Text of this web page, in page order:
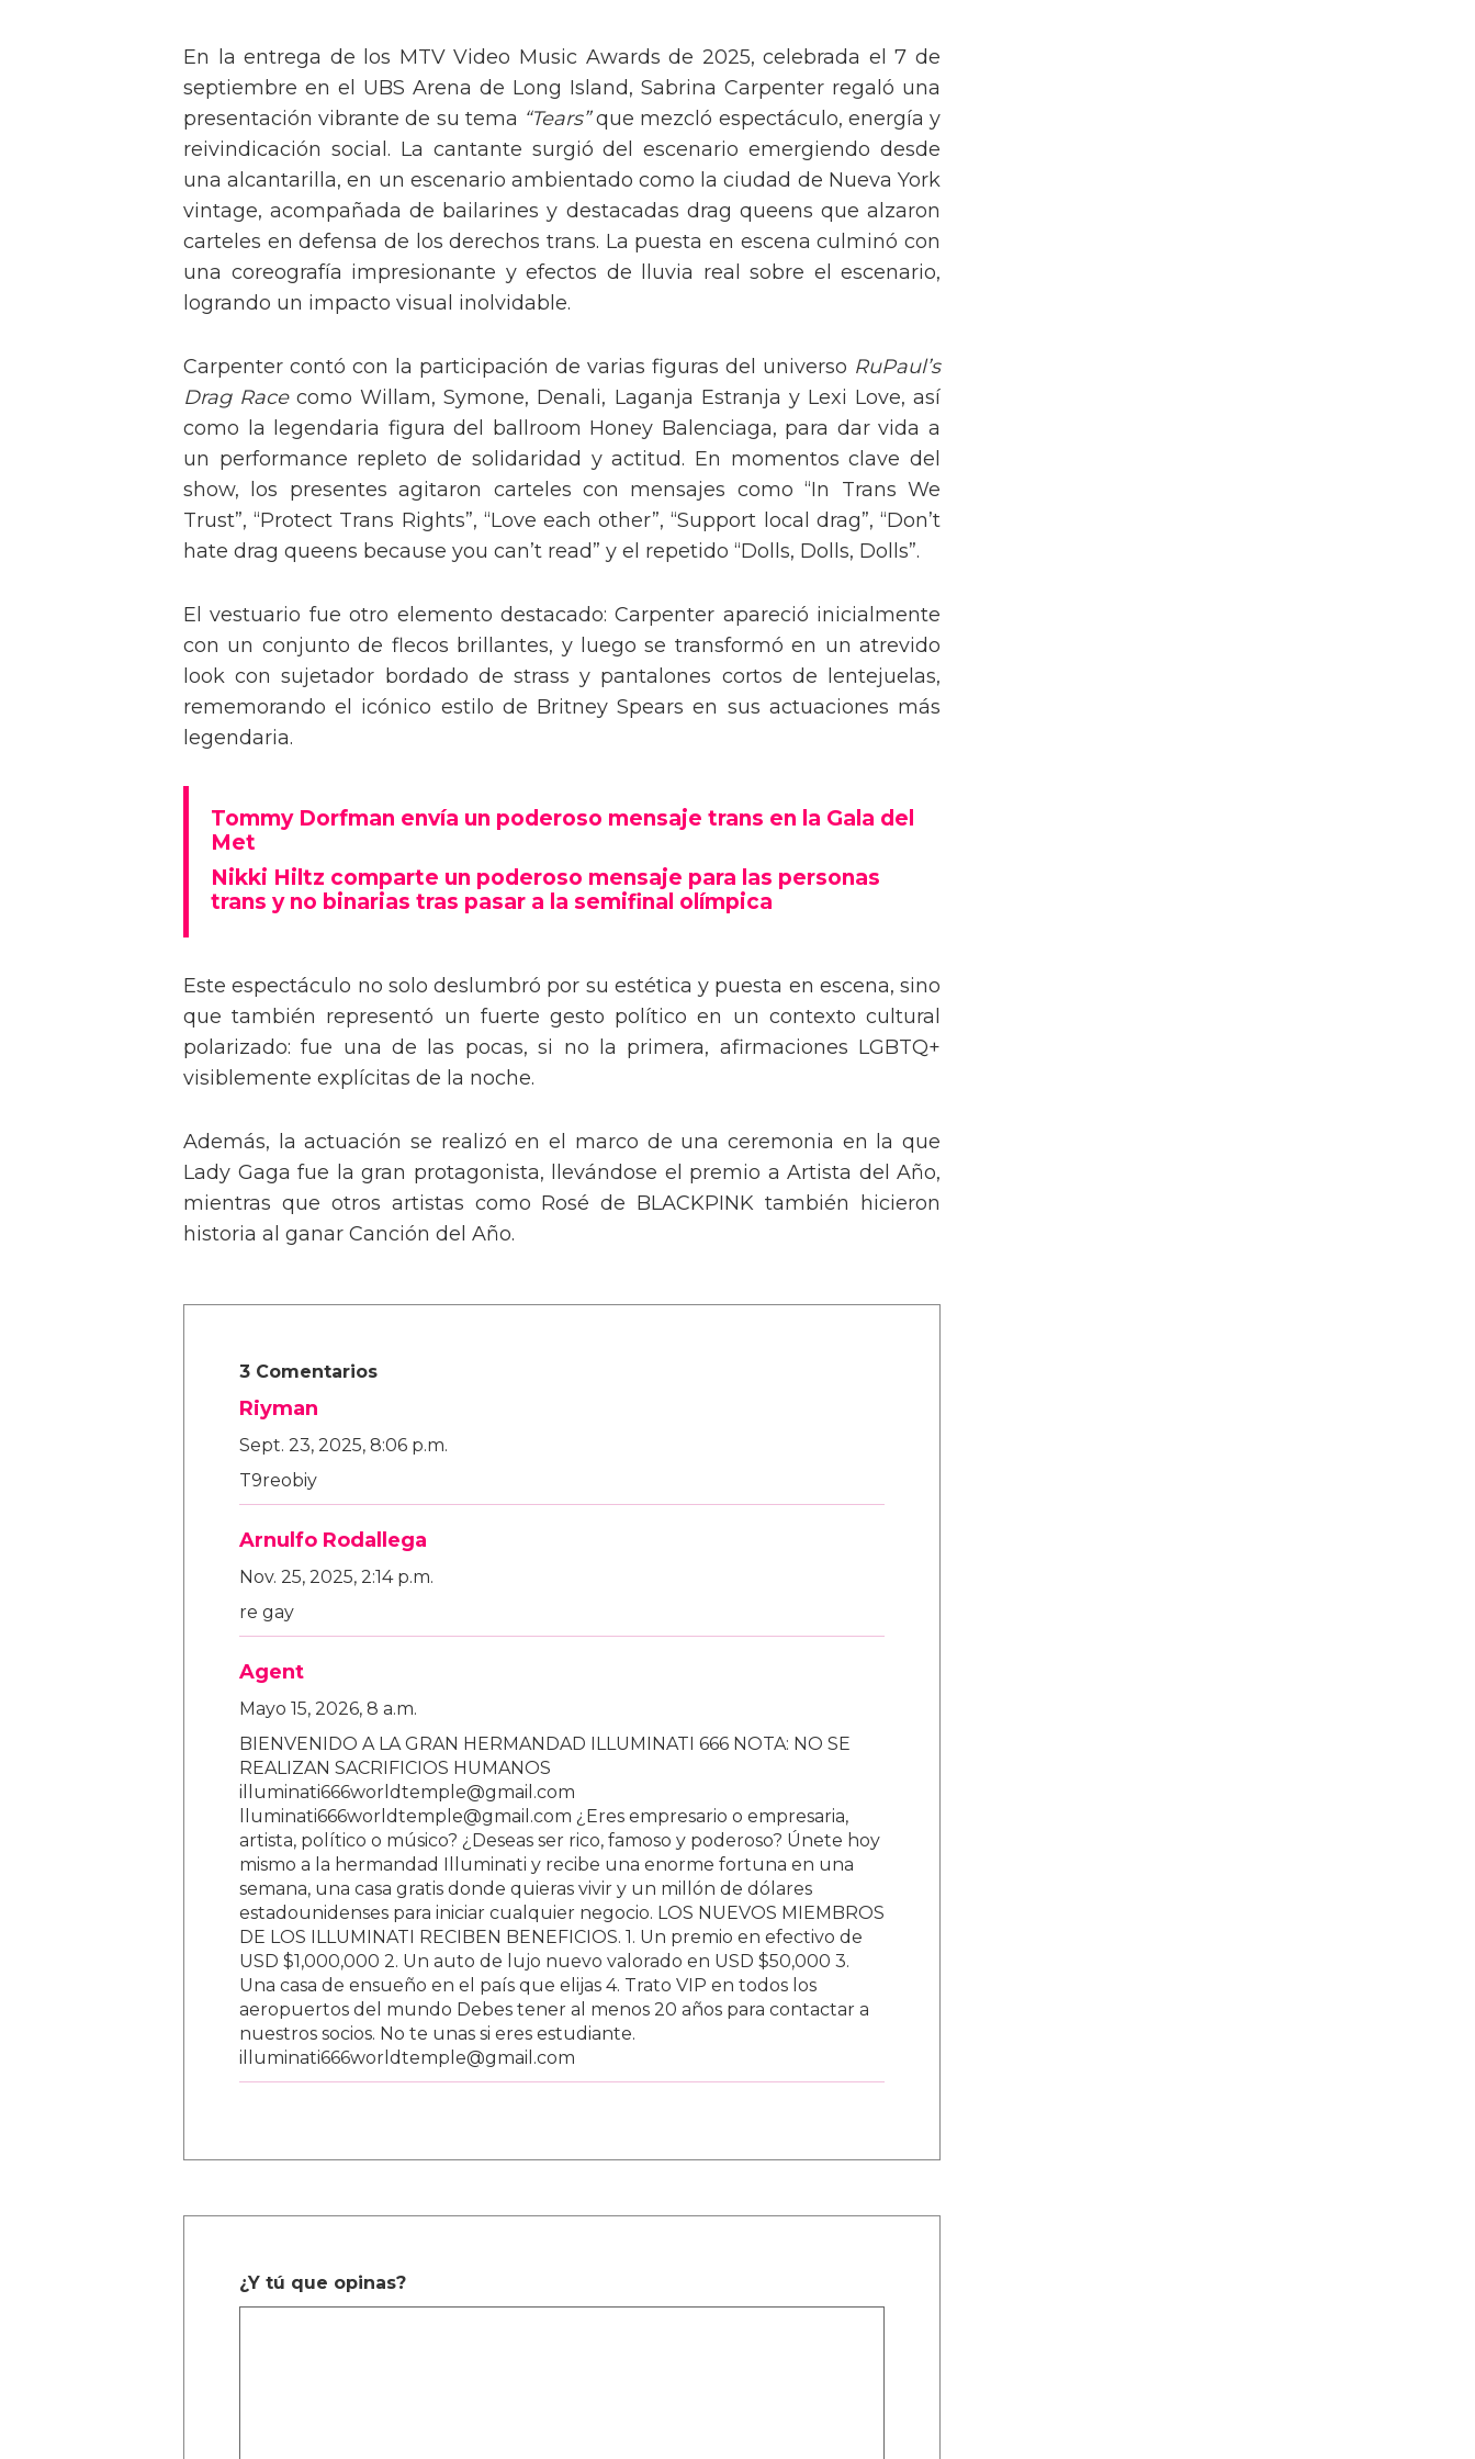
En la entrega de los MTV Video Music Awards de 2025, celebrada el 7 de
septiembre en el UBS Arena de Long Island, Sabrina Carpenter regaló una
presentación vibrante de su tema “Tears”que mezcló espectáculo, energía y
reivindicación social. La cantante surgió del escenario emergiendo desde
una alcantarilla, en un escenario ambientado como la ciudad de Nueva York
vintage, acompañada de bailarines y destacadas drag queens que alzaron
carteles en defensa de los derechos trans. La puesta en escena culminó con
una coreografía impresionante y efectos de lluvia real sobre el escenario,
logrando un impacto visual inolvidable.
Carpenter contó con la participación de varias figuras del universo RuPaul’s
Drag Racecomo Willam, Symone, Denali, Laganja Estranja y Lexi Love, así
como la legendaria figura del ballroom Honey Balenciaga, para dar vida a
un performance repleto de solidaridad y actitud. En momentos clave del
show, los presentes agitaron carteles con mensajes como “In Trans We
Trust”, “Protect Trans Rights”, “Love each other”, “Support local drag”, “Don’t
hate drag queens because you can’t read” y el repetido “Dolls, Dolls, Dolls”.
El vestuario fue otro elemento destacado: Carpenter apareció inicialmente
con un conjunto de flecos brillantes, y luego se transformó en un atrevido
look con sujetador bordado de strass y pantalones cortos de lentejuelas,
rememorando el icónico estilo de Britney Spears en sus actuaciones más
legendaria.
Tommy Dorfman envía un poderoso mensaje trans en la Gala del
Met
Nikki Hiltz comparte un poderoso mensaje para las personas
trans y no binarias tras pasar a la semifinal olímpica
Este espectáculo no solo deslumbró por su estética y puesta en escena, sino
que también representó un fuerte gesto político en un contexto cultural
polarizado: fue una de las pocas, si no la primera, afirmaciones LGBTQ+
visiblemente explícitas de la noche.
Además, la actuación se realizó en el marco de una ceremonia en la que
Lady Gaga fue la gran protagonista, llevándose el premio a Artista del Año,
mientras que otros artistas como Rosé de BLACKPINK también hicieron
historia al ganar Canción del Año.
3 Comentarios
Riyman
Sept. 23, 2025, 8:06 p.m.
T9reobiy
Arnulfo Rodallega
Nov. 25, 2025, 2:14 p.m.
re gay
Agent
Mayo 15, 2026, 8 a.m.
BIENVENIDO A LA GRAN HERMANDAD ILLUMINATI 666 NOTA: NO SE
REALIZAN SACRIFICIOS HUMANOS
illuminati666worldtemple@gmail.com
lluminati666worldtemple@gmail.com ¿Eres empresario o empresaria,
artista, político o músico? ¿Deseas ser rico, famoso y poderoso? Únete hoy
mismo a la hermandad Illuminati y recibe una enorme fortuna en una
semana, una casa gratis donde quieras vivir y un millón de dólares
estadounidenses para iniciar cualquier negocio. LOS NUEVOS MIEMBROS
DE LOS ILLUMINATI RECIBEN BENEFICIOS. 1. Un premio en efectivo de
USD $1,000,000 2. Un auto de lujo nuevo valorado en USD $50,000 3.
Una casa de ensueño en el país que elijas 4. Trato VIP en todos los
aeropuertos del mundo Debes tener al menos 20 años para contactar a
nuestros socios. No te unas si eres estudiante.
illuminati666worldtemple@gmail.com
¿Y tú que opinas?